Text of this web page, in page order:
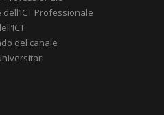
Professionale
del canale